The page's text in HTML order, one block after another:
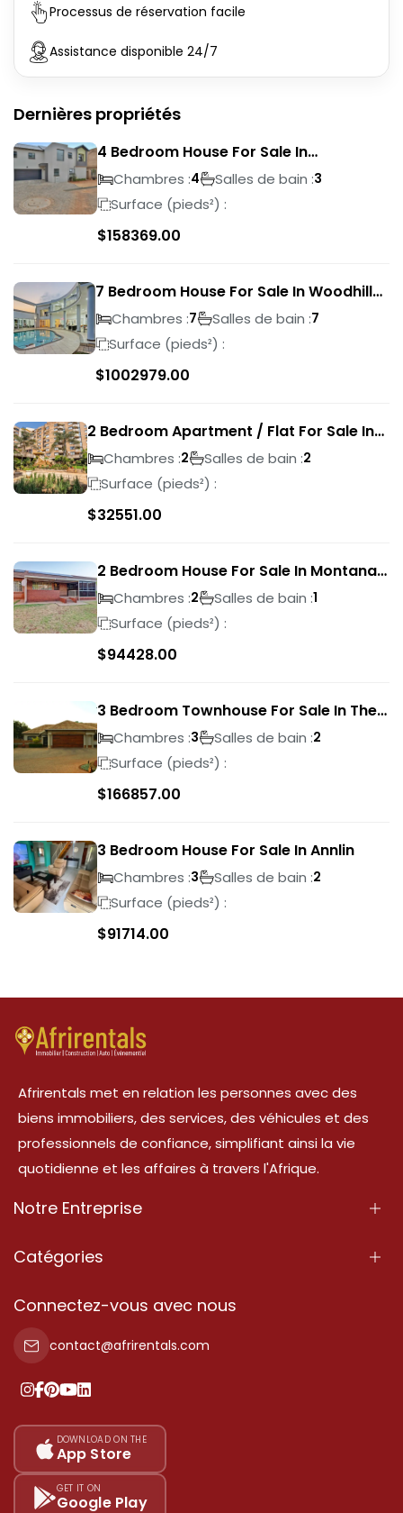
Processus de réservation facile
Assistance disponible 24/7
Dernières propriétés
4 Bedroom House For Sale In
Magalieskruin
Chambres :4 Salles de bain :3
Surface (pieds²) :
$158369.00
7 Bedroom House For Sale In Woodhill
Golf Estate
Chambres :7 Salles de bain :7
Surface (pieds²) :
$1002979.00
2 Bedroom Apartment / Flat For Sale In
Pretoria Central
Chambres :2 Salles de bain :2
Surface (pieds²) :
$32551.00
2 Bedroom House For Sale In Montana
ParkChambres :2 Salles de bain :1
Surface (pieds²) :
$94428.00
3 Bedroom Townhouse For Sale In The
WildsChambres :3 Salles de bain :2
Surface (pieds²) :
$166857.00
3 Bedroom House For Sale In Annlin
Chambres :3 Salles de bain :2
Surface (pieds²) :
$91714.00
Afrirentals met en relation les personnes avec des
biens immobiliers, des services, des véhicules et des
professionnels de confiance, simplifiant ainsi la vie
quotidienne et les affaires à travers l'Afrique.
Notre Entreprise
À Propos
Conditions d'Utilisation
Politique de Confidentialité
Nos tarifs
Plan du site
Catégories
Propriété
Propriété à vendre
Propriété à louer
Ajoutez votre témoignage
Connectez-vous avec nous
contact@afrirentals.com
DOWNLOAD ON THE
App Store
GET IT ON
Google Play